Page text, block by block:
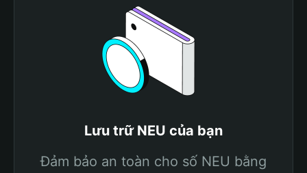
Lưu trữ NEU của bạn
Đảm bảo an toàn cho số NEU bằng